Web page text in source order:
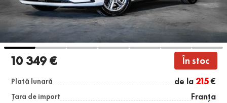
10 349 € În stoc
Plată lunară de la215€
Țara de import Franța